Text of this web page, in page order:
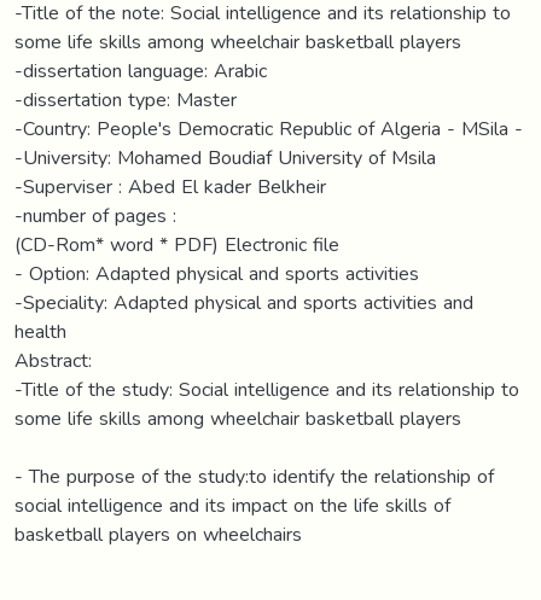
-Title of the note: Social intelligence and its relationship to
some life skills among wheelchair basketball players
-dissertation language: Arabic
-dissertation type: Master
-Country: People's Democratic Republic of Algeria - MSila -
-University: Mohamed Boudiaf University of Msila
-Superviser : Abed El kader Belkheir
-number of pages :
(CD-Rom* word * PDF) Electronic file
- Option: Adapted physical and sports activities
-Speciality: Adapted physical and sports activities and
health
Abstract:
-Title of the study: Social intelligence and its relationship to
some life skills among wheelchair basketball players
- The purpose of the study:to identify the relationship of
social intelligence and its impact on the life skills of
basketball players on wheelchairs